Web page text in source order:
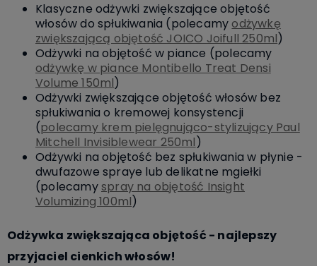
Klasyczne odżywki zwiększające objętość
włosów do spłukiwania (polecamyodżywkę
zwiększającą objętość JOICO Joifull 250ml)
Odżywki na objętość w piance (polecamy
odżywkę w piance Montibello Treat Densi
Volume 150ml)
Odżywki zwiększające objętość włosów bez
spłukiwania o kremowej konsystencji
(polecamy krem pielęgnująco-stylizujący Paul
Mitchell Invisiblewear 250ml)
Odżywki na objętość bez spłukiwania w płynie -
dwufazowe spraye lub delikatne mgiełki
(polecamyspray na objętość Insight
Volumizing 100ml)
Odżywka zwiększająca objętość - najlepszy
przyjaciel cienkich włosów!